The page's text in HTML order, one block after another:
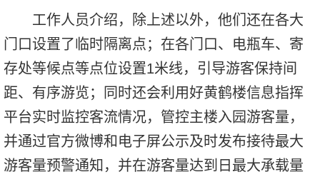
工作人员介绍，除上述以外，他们还在各大
门口设置了临时隔离点；在各门口、电瓶车、寄
存处等候点等点位设置1米线，引导游客保持间
距、有序游览；同时还会利用好黄鹤楼信息指挥
平台实时监控客流情况，管控主楼入园游客量，
并通过官方微博和电子屏公示及时发布接待最大
游客量预警通知，并在游客量达到日最大承载量